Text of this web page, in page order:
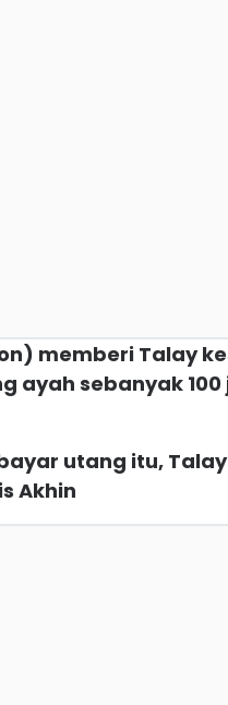
memberi Talay
ayah sebanyak
utang itu,
Akhin